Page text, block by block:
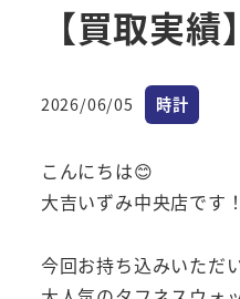
【買取実
投稿日
2026/06/05 カテゴリー
時計
こんにちは😊
大吉いずみ中央店です！
今回お持ち込みいただ